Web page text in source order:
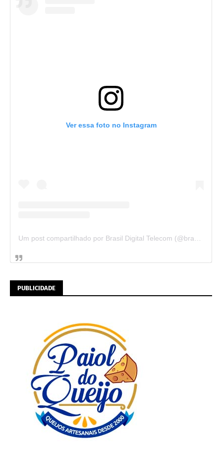
Ver essa foto no Instagram
Um post compartilhado por Brasil Digital Telecom (@brasildigitaltelecom)
PUBLICIDADE